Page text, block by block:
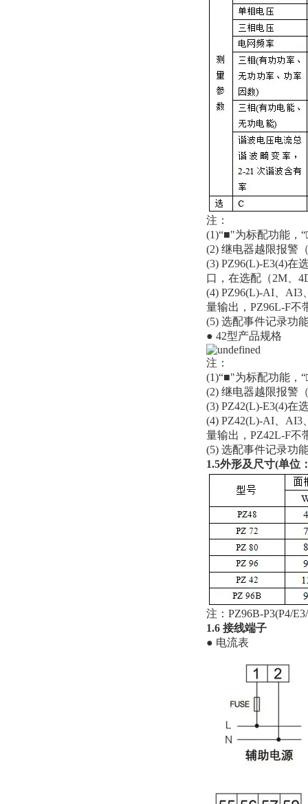
注：
(1)“■"为标配功能，
(2) 继电器越限报警
(3) PZ96(L)-E3(4)在
口，在选配（2M、
(4) PZ96(L)-AI、AI3
量输出，PZ96L-F不
(5) 选配事件记录功
● 42型产品规格
注：
(1)“■"为标配功能，
(2) 继电器越限报警
(3) PZ42(L)-E3(4)在
(4) PZ42(L)-AI、AI3
量输出，PZ42L-F不
(5) 选配事件记录功
1.5外形及尺寸(单位
注：PZ96B-P3(P4/
1.6 接线端子
● 电流表